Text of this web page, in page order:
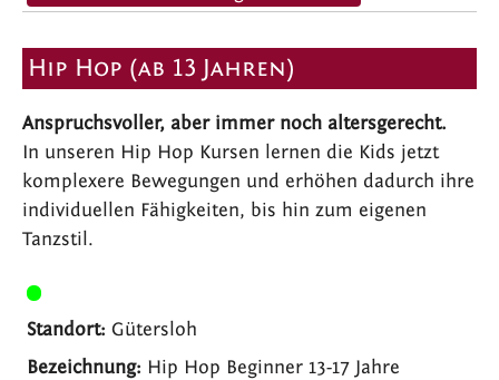
Hip Hop (ab 13 Jahren)
Anspruchsvoller, aber immer noch altersgerecht.
In unseren Hip Hop Kursen lernen die Kids jetzt
komplexere Bewegungen und erhöhen dadurch ihre
individuellen Fähigkeiten, bis hin zum eigenen
Tanzstil.
Gütersloh
Hip Hop Beginner 13-17 Jahre